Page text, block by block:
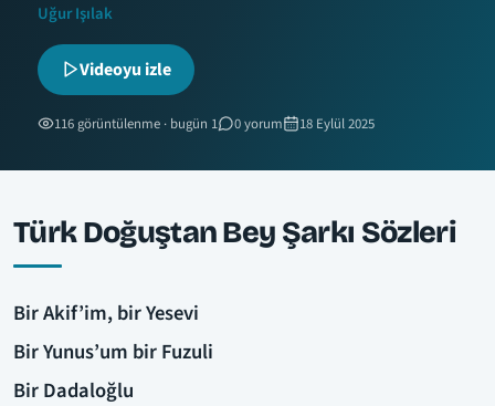
Uğur Işılak
Videoyu izle
116 görüntülenme · bugün 1 0 yorum 18 Eylül 2025
Türk Doğuştan Bey Şarkı Sözleri
Bir Akif’im, bir Yesevi
Bir Yunus’um bir Fuzuli
Bir Dadaloğlu